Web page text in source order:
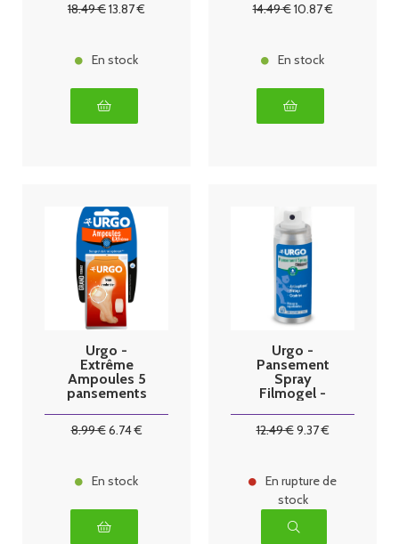
18.49€13.87€
En stock
14.49€10.87€
En stock
Urgo -
Extrême
Ampoules 5
pansements
8.99€6.74€
En stock
Urgo -
Pansement
Spray
Filmogel -
12.49€9.37€
En rupture de
stock